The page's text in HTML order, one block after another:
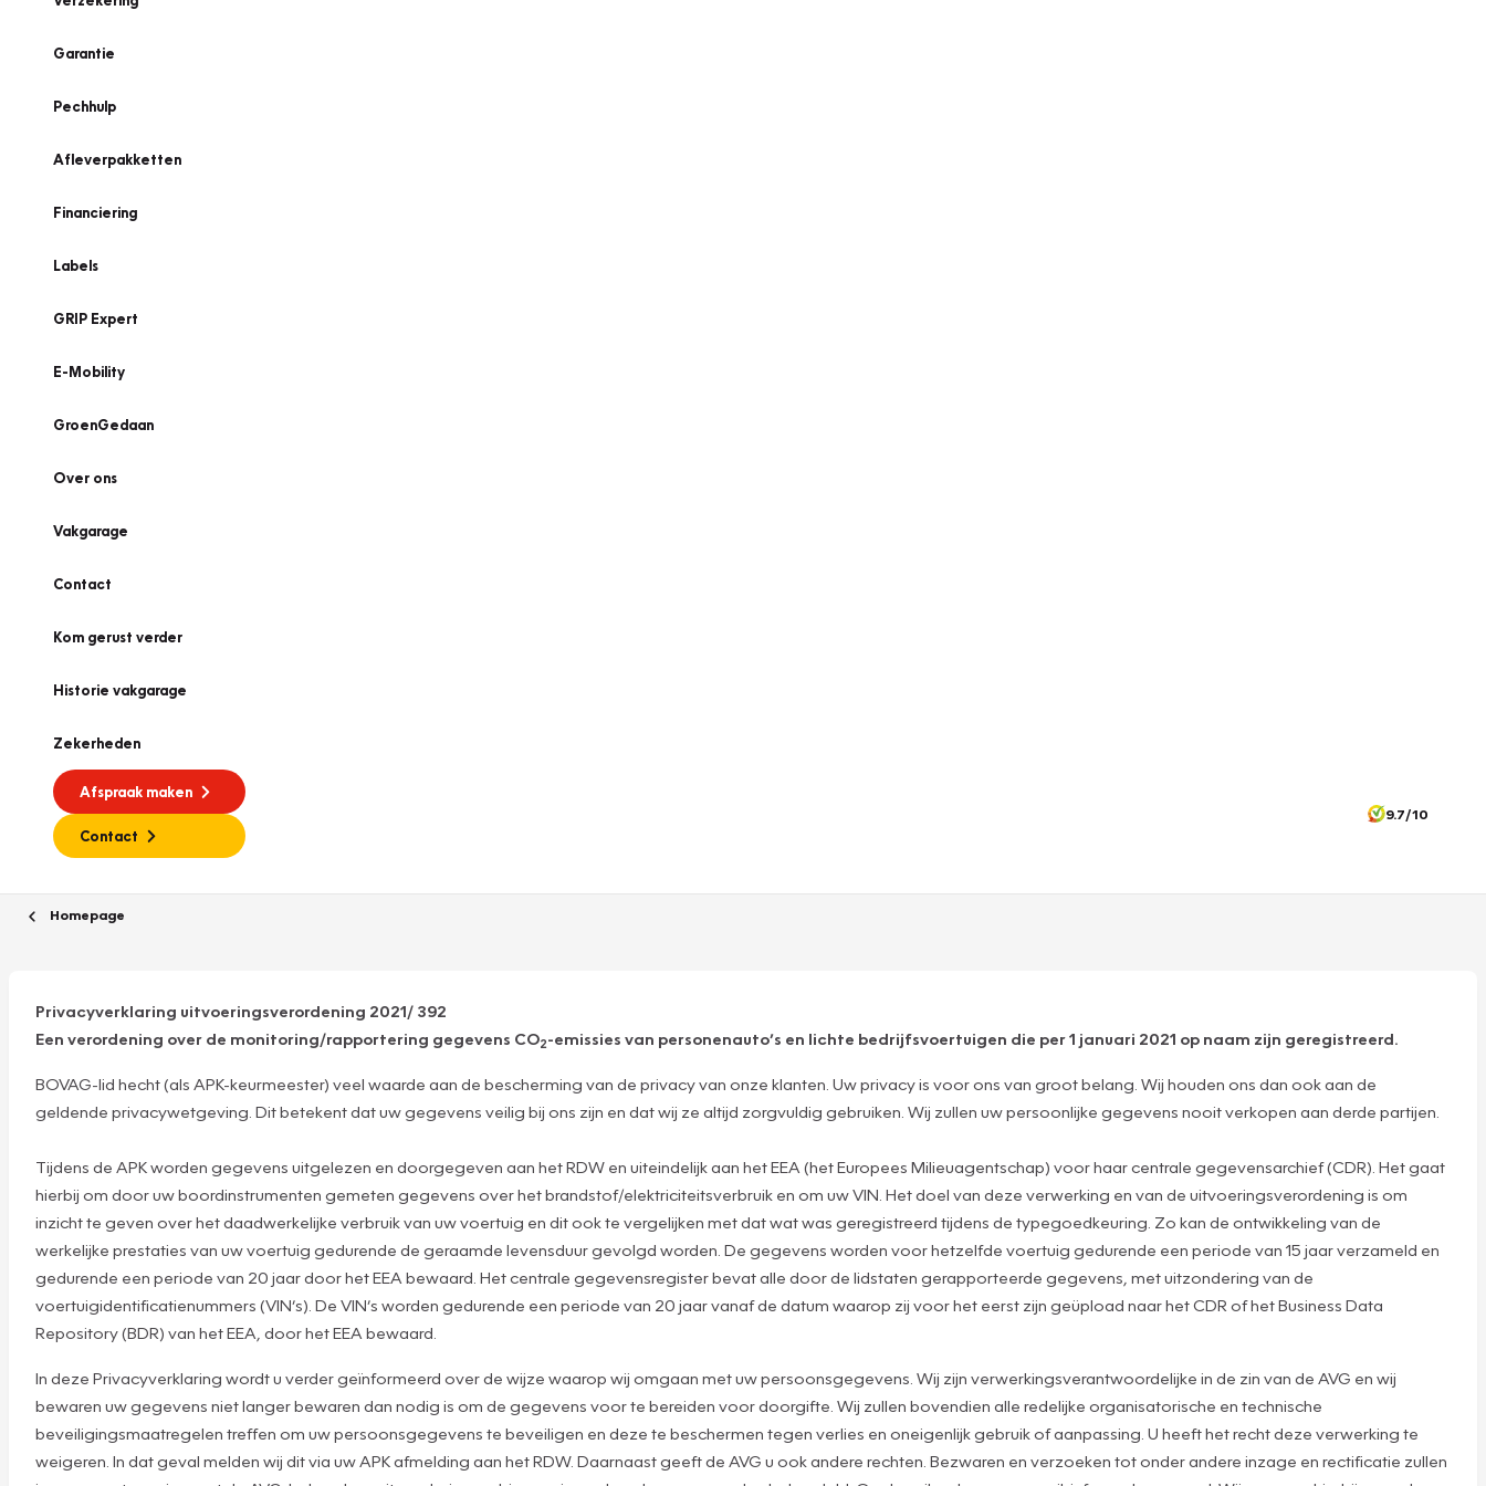
Garantie
Pechhulp
Afleverpakketten
Financiering
Labels
GRIP Expert
E-Mobility
GroenGedaan
Over ons
Vakgarage
Contact
Kom gerust verder
Historie vakgarage
Zekerheden
Afspraak maken
Contact
9.7/10
Homepage
Privacyverklaring uitvoeringsverordening 2021/ 392
Een verordening over de monitoring/rapportering gegevens CO2-emissies van personenauto’s en lichte bedrijfsvoertuigen die per 1 januari 2021 op naam zijn geregistreerd.
BOVAG-lid hecht (als APK-keurmeester) veel waarde aan de bescherming van de privacy van onze klanten. Uw privacy is voor ons van groot belang. Wij houden ons dan ook aan de
geldende privacywetgeving. Dit betekent dat uw gegevens veilig bij ons zijn en dat wij ze altijd zorgvuldig gebruiken. Wij zullen uw persoonlijke gegevens nooit verkopen aan derde partijen.
Tijdens de APK worden gegevens uitgelezen en doorgegeven aan het RDW en uiteindelijk aan het EEA (het Europees Milieuagentschap) voor haar centrale gegevensarchief (CDR). Het gaat
hierbij om door uw boordinstrumenten gemeten gegevens over het brandstof/elektriciteitsverbruik en om uw VIN. Het doel van deze verwerking en van de uitvoeringsverordening is om
inzicht te geven over het daadwerkelijke verbruik van uw voertuig en dit ook te vergelijken met dat wat was geregistreerd tijdens de typegoedkeuring. Zo kan de ontwikkeling van de
werkelijke prestaties van uw voertuig gedurende de geraamde levensduur gevolgd worden. De gegevens worden voor hetzelfde voertuig gedurende een periode van 15 jaar verzameld en
gedurende een periode van 20 jaar door het EEA bewaard. Het centrale gegevensregister bevat alle door de lidstaten gerapporteerde gegevens, met uitzondering van de
voertuigidentificatienummers (VIN’s). De VIN’s worden gedurende een periode van 20 jaar vanaf de datum waarop zij voor het eerst zijn geüpload naar het CDR of het Business Data
Repository (BDR) van het EEA, door het EEA bewaard.
In deze Privacyverklaring wordt u verder geïnformeerd over de wijze waarop wij omgaan met uw persoonsgegevens. Wij zijn verwerkingsverantwoordelijke in de zin van de AVG en wij
bewaren uw gegevens niet langer bewaren dan nodig is om de gegevens voor te bereiden voor doorgifte. Wij zullen bovendien alle redelijke organisatorische en technische
beveiligingsmaatregelen treffen om uw persoonsgegevens te beveiligen en deze te beschermen tegen verlies en oneigenlijk gebruik of aanpassing. U heeft het recht deze verwerking te
weigeren. In dat geval melden wij dit via uw APK afmelding aan het RDW. Daarnaast geeft de AVG u ook andere rechten. Bezwaren en verzoeken tot onder andere inzage en rectificatie zullen